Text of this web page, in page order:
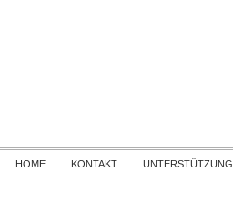
HOME KONTAKT UNTERSTÜTZUNG